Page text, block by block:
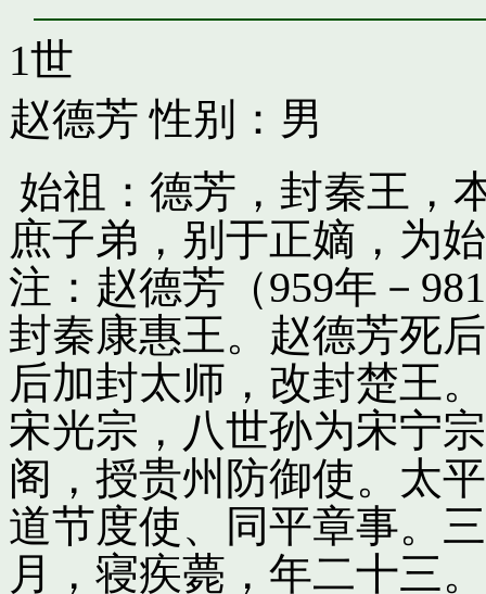
1世
赵德芳 性别：男
始祖：德芳，封秦王，
庶子弟，别于正嫡，为
注：赵德芳（959年－
封秦康惠王。赵德芳死
后加封太师，改封楚王
宋光宗，八世孙为宋宁
阁，授贵州防御使。太
道节度使、同平章事。
月，寝疾薨，年二十三